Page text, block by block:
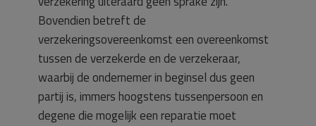
Bovendien betreft de
verzekeringsovereenkomst een overeenkomst
tussen de verzekerde en de verzekeraar,
waarbij de ondernemer in beginsel dus geen
partij is, immers hoogstens tussenpersoon en
degene die mogelijk een reparatie moet